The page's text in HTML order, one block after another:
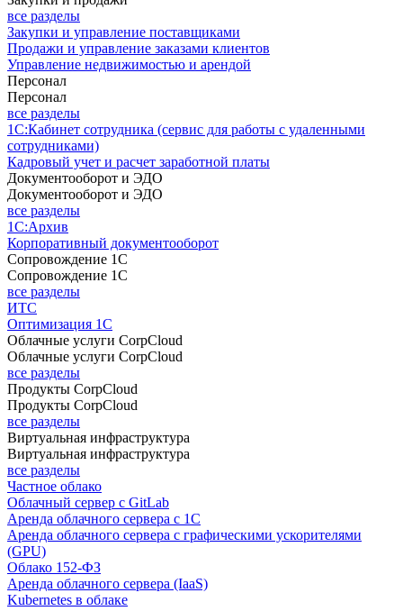
все разделы
Закупки и управление поставщиками
Продажи и управление заказами клиентов
Управление недвижимостью и арендой
Персонал
Персонал
все разделы
1С:Кабинет сотрудника (сервис для работы с удаленными
сотрудниками)
Кадровый учет и расчет заработной платы
Документооборот и ЭДО
Документооборот и ЭДО
все разделы
1С:Архив
Корпоративный документооборот
Сопровождение 1С
Сопровождение 1С
все разделы
ИТС
Оптимизация 1С
Облачные услуги CorpCloud
Облачные услуги CorpCloud
все разделы
Продукты CorpCloud
Продукты CorpCloud
все разделы
Виртуальная инфраструктура
Виртуальная инфраструктура
все разделы
Частное облако
Облачный сервер с GitLab
Аренда облачного сервера с 1С
Аренда облачного сервера с графическими ускорителями
(GPU)
Облако 152-ФЗ
Аренда облачного сервера (IaaS)
Kubernetes в облаке